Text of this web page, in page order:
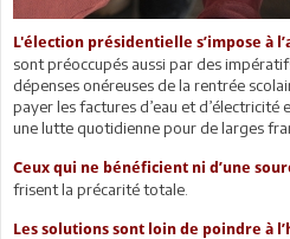
L'élection présidentielle s’impose à
sont préoccupés aussi par des
dépenses onéreuses de la rentrée
payer les factures d’eau et d’électricité
une lutte quotidienne pour de larges
Ceux qui ne bénéficient ni d’une
frisent la précarité totale.
Les solutions sont loin de poindre à